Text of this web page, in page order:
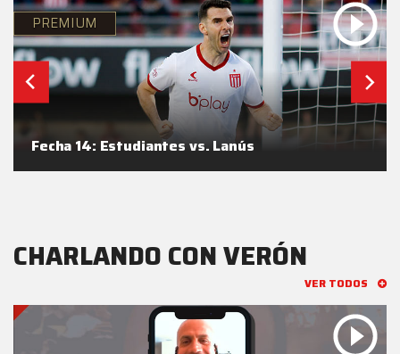
PREMIUM
Fecha 14: Estudiantes vs. Lanús
CHARLANDO CON VERÓN
VER TODOS